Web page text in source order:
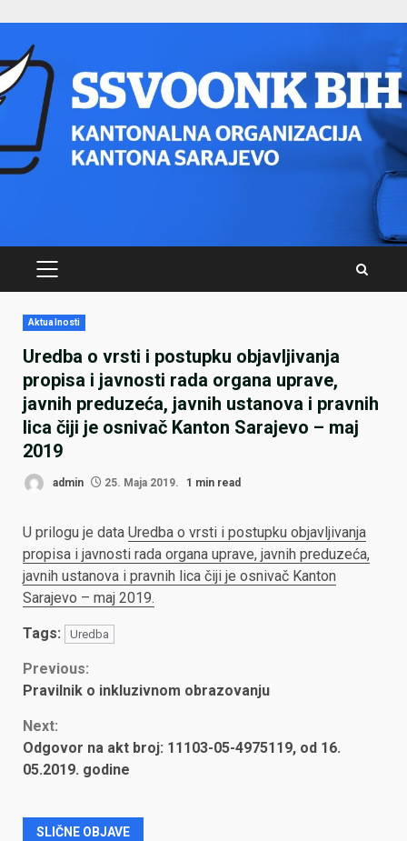
content
PRIMARY
Aktualnosti
Uredba o vrsti i postupku objavljivanja
propisa i javnosti rada organa uprave,
javnih preduzeća, javnih ustanova i pravnih
lica čiji je osnivač Kanton Sarajevo – maj
2019
admin 25. Maja 2019. 1 min read
U prilogu je data Uredba o vrsti i postupku objavljivanja
propisa i javnosti rada organa uprave, javnih preduzeća,
javnih ustanova i pravnih lica čiji je osnivač Kanton
Sarajevo – maj 2019.
Tags: Uredba
Continue
Previous:
Pravilnik o inkluzivnom obrazovanju
Next:
Odgovor na akt broj: 11103-05-4975119, od 16.
05.2019. godine
SLIČNE OBJAVE